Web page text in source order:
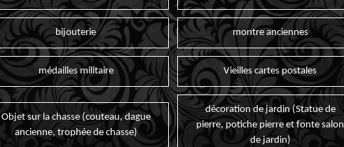
bijouterie montre anciennes
médailles militaire Vieilles cartes postales
Objet sur la chasse (couteau, dague
ancienne, trophée de chasse)
décoration de jardin (Statue de
pierre, potiche pierre et fonte salon
de jardin)